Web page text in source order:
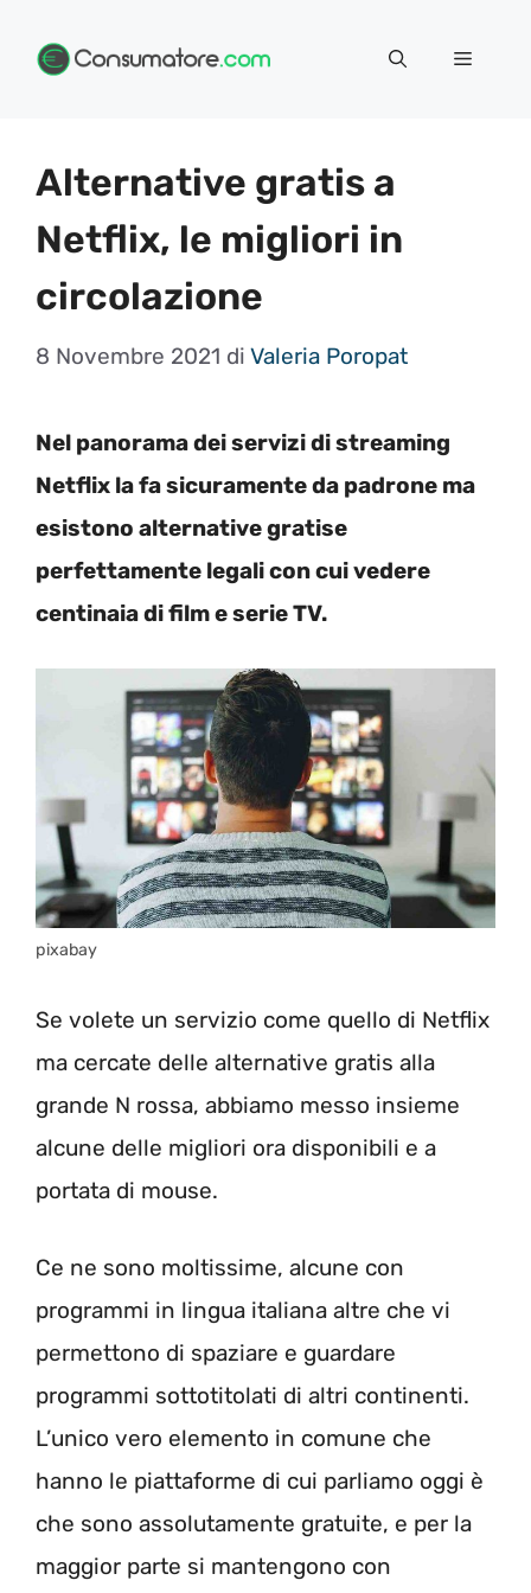
Menu
Alternative gratis a
Netflix, le migliori in
circolazione
8 Novembre 2021 di Valeria Poropat
Nel panorama dei servizi di streaming
Netflix la fa sicuramente da padrone ma
esistono alternative gratise
perfettamente legali con cui vedere
centinaia di film e serie TV.
pixabay
Se volete un servizio come quello di Netflix
ma cercate delle alternative gratis alla
grande N rossa, abbiamo messo insieme
alcune delle migliori ora disponibili e a
portata di mouse.
Ce ne sono moltissime, alcune con
programmi in lingua italiana altre che vi
permettono di spaziare e guardare
programmi sottotitolati di altri continenti.
L’unico vero elemento in comune che
hanno le piattaforme di cui parliamo oggi è
che sono assolutamente gratuite, e per la
maggior parte si mantengono con